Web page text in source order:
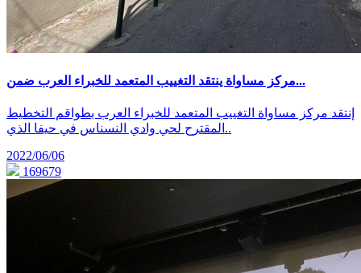
مركز مساواة ينتقد التغييب المتعمد للخبراء العرب ضمن...
إنتقد مركز مساواة التغييب المتعمد للخبراء العرب بطواقم التخطيط
المقترح لحي وادي النسناس في حيفا الذي..
2022/06/06
169679